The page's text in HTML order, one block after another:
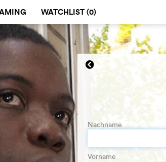
WATCHLIST (0)
Nachname
Vorname